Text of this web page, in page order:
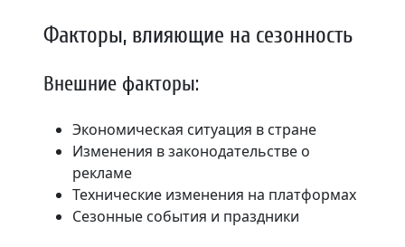
Факторы, влияющие на сезонность
Внешние факторы:
Экономическая ситуация в стране
Изменения в законодательстве о
рекламе
Технические изменения на платформах
Сезонные события и праздники